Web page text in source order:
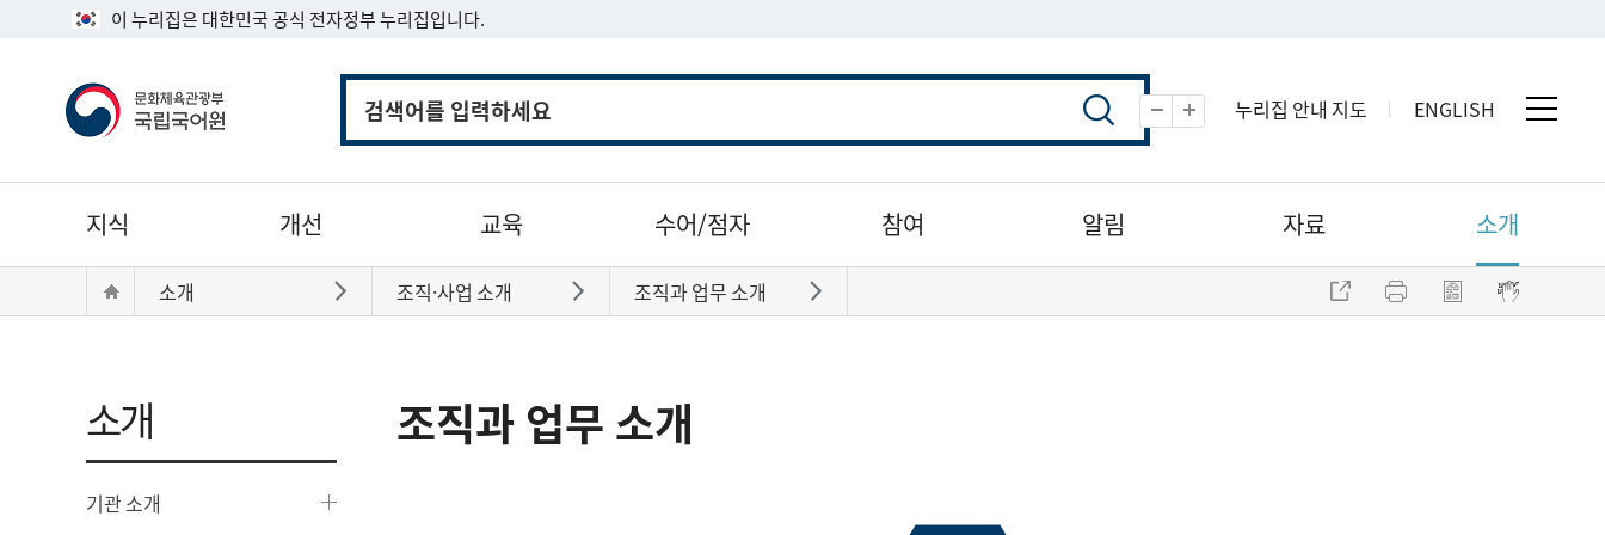
이 누리집은 대한민국 공식 전자정부 누리집입니다.
통
검
색
축소 누리집 안내 지도 ENGLISH
메
지식 개선 교육 수어/점자 참여 알림 자료 소개
재
Home
소개 바로가기조직·사업 소개 바로가기조직과 업무 소개 주소 복사 프린트 점자파일 내려받기
소개
기관 소개
조직과 업무 소개